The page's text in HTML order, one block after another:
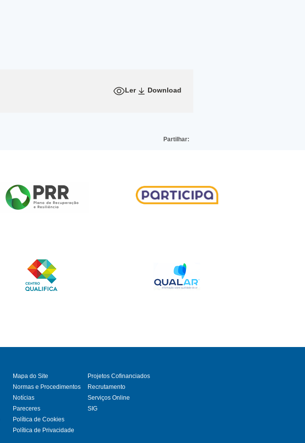
Ler Download
Partilhar:
Mapa do Site
Normas e Procedimentos
Notícias
Pareceres
Política de Cookies
Política de Privacidade
Projetos Cofinanciados
Recrutamento
Serviços Online
SIG